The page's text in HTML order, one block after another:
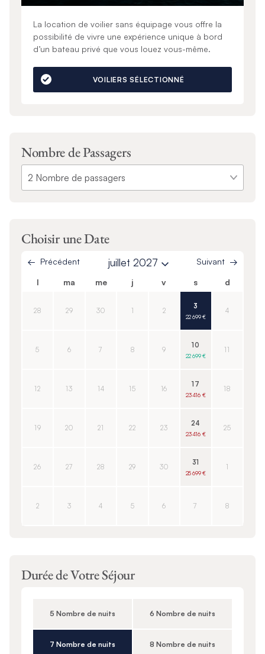
La location de voilier sans équipage vous offre la
possibilité de vivre une expérience unique à bord
d’un bateau privé que vous louez vous-même.
VOILIERS SÉLECTIONNÉ
Nombre de Passagers
Choisir une Date
Précédent juillet 2027 Suivant
l ma me j v s d
28 29 30 1 2
3
22 699 €
4
5 6 7 8 9
10
22 699 €
11
12 13 14 15 16
17
23 416 €
18
19 20 21 22 23
24
23 416 €
25
26 27 28 29 30
31
25 699 €
1
2 3 4 5 6 7 8
Durée de Votre Séjour
5 Nombre de nuits 6 Nombre de nuits
7 Nombre de nuits 8 Nombre de nuits